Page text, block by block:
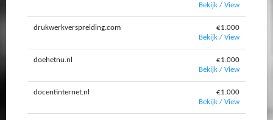
Bekijk / View
drukwerkverspreiding.com
€1.000
Bekijk / View
doehetnu.nl
€1.000
Bekijk / View
docentinternet.nl
€1.000
Bekijk / View